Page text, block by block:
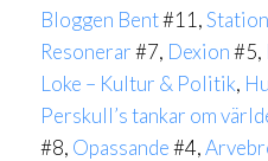
Bloggen Bent#11,
Resonerar#7, Dexion#5,
Loke – Kultur & Politik,
Perskull’s tankar om
#8, Opassande#4,